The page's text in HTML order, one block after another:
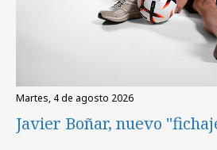
martes, 4 de agosto 2026
Javier Boñar, nuevo